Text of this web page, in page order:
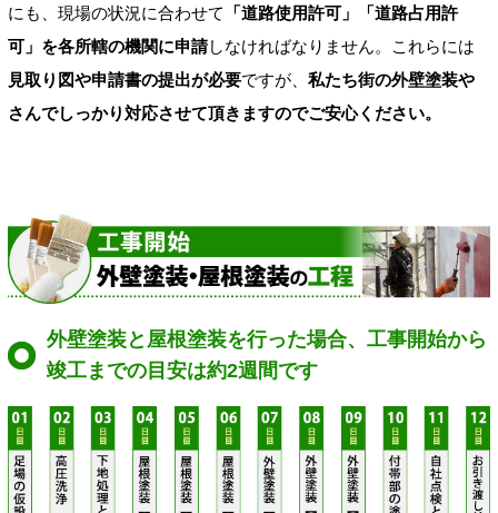
にも、現場の状況に合わせて
「道路使用許可」「道路占用許
可」を各所轄の機関に申請しなければなりません。これらには
見取り図や申請書の提出が必要ですが、 私たち街の外壁塗装や
さんでしっかり対応させて頂きますのでご安心ください。
外壁塗装と屋根塗装を行った場合、工事開始から
竣工までの目安は約2週間です